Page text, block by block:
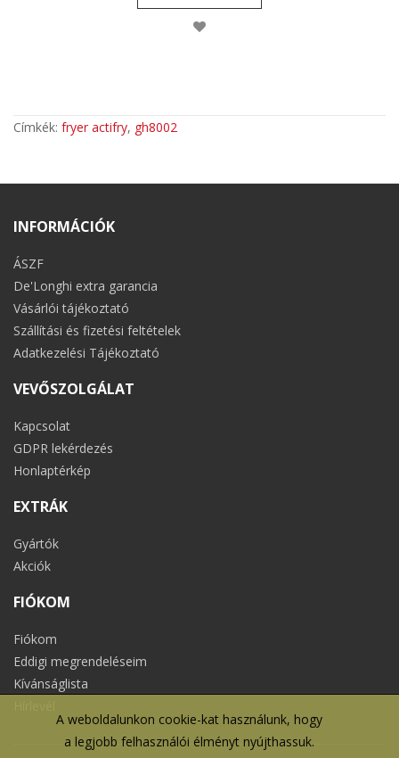
A weboldalunkon cookie-kat használunk, hogy
a legjobb felhasználói élményt nyújthassuk.
Címkék: fryer actifry, gh8002
INFORMÁCIÓK
ÁSZF
De'Longhi extra garancia
Vásárlói tájékoztató
Szállítási és fizetési feltételek
Adatkezelési Tájékoztató
VEVŐSZOLGÁLAT
Kapcsolat
GDPR lekérdezés
Honlaptérkép
EXTRÁK
Gyártók
Akciók
FIÓKOM
Fiókom
Eddigi megrendeléseim
Kívánságlista